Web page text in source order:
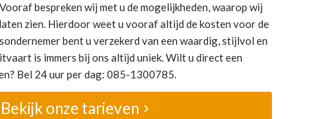
bespreken wij met u de mogelijkheden, waarop wij
zien. Hierdoor weet u vooraf altijd de kosten voor de
bent u verzekerd van een waardig, stijlvol en
is immers bij ons altijd uniek. Wilt u direct een
Bel 24 uur per dag: 085-1300785.
Bekijk onze tarieven